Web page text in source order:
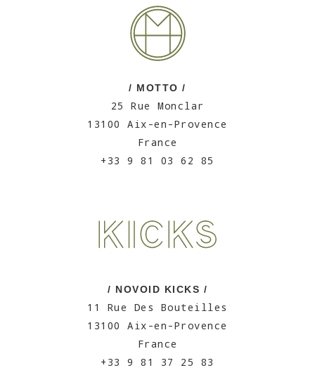
/ MOTTO /
25 Rue Monclar
13100 Aix-en-Provence
France
+33 9 81 03 62 85
/ NOVOID KICKS /
11 Rue Des Bouteilles
13100 Aix-en-Provence
France
+33 9 81 37 25 83